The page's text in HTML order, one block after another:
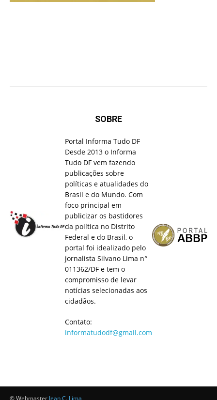
SOBRE
Portal Informa Tudo DF
Desde 2013 o Informa
Tudo DF vem fazendo
publicações sobre
políticas e atualidades do
Brasil e do Mundo. Com
foco principal em
publicizar os bastidores
da política no Distrito
Federal e do Brasil, o
portal foi idealizado pelo
jornalista Silvano Lima n°
011362/DF e tem o
compromisso de levar
notícias selecionadas aos
cidadãos.
Contato:
informatudodf@gmail.com